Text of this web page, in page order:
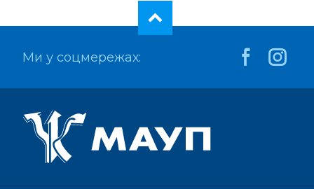
Ми у соцмережах: